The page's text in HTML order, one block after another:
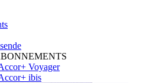
Voyager
ibis